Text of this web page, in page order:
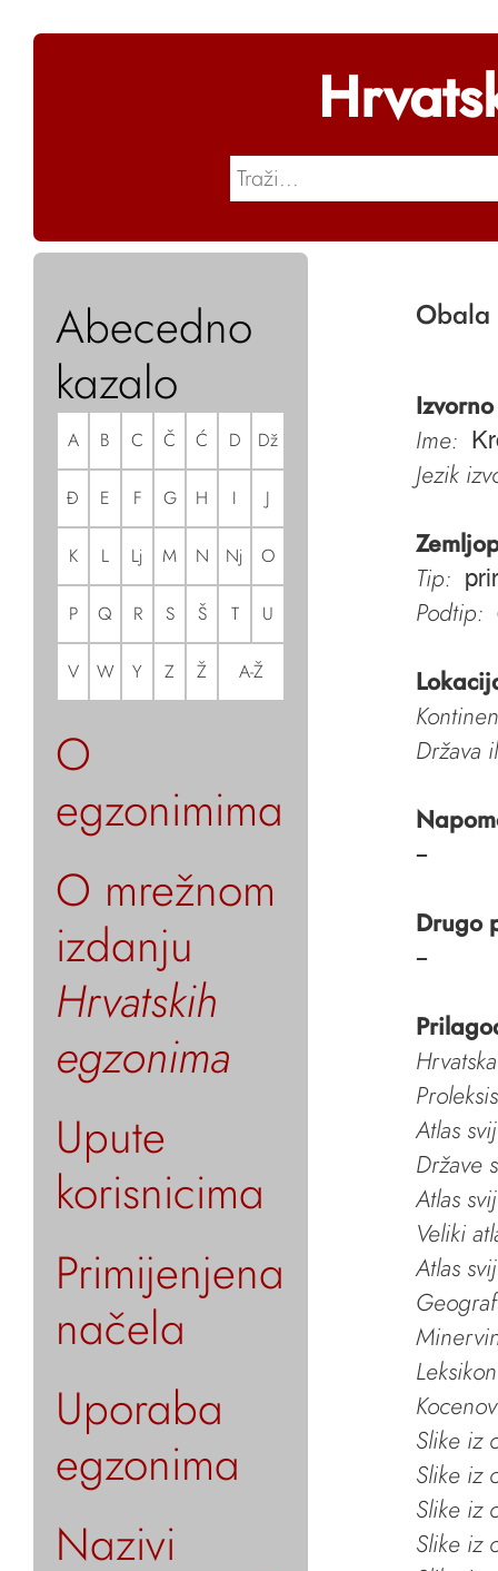
Abecedno
kazalo
A B C Č Ć D Dž
Đ E F G H I J
K L Lj M N Nj O
P Q R S Š T U
V W Y Z Ž A-Ž
O
egzonimima
O mrežnom
izdanju
Hrvatskih
egzonima
Upute
korisnicima
Primijenjena
načela
Uporaba
egzonima
Nazivi
Ime:
Jezik
Tip:
Podtip:
Država
–
Drugo
–
Atlas
Države
Atlas
Veliki
Atlas
Slike iz
Slike iz
Slike iz
Slike iz